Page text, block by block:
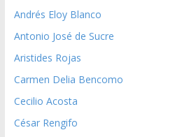
Andrés Eloy Blanco
Antonio José de Sucre
Aristides Rojas
Carmen Delia Bencomo
Cecilio Acosta
César Rengifo